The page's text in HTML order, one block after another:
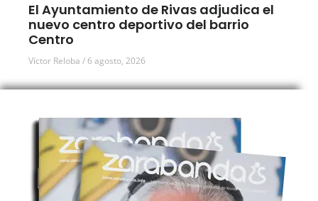
El Ayuntamiento de Rivas adjudica el
nuevo centro deportivo del barrio
Centro
Víctor Reloba 6 agosto, 2026